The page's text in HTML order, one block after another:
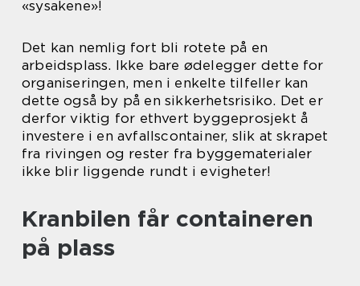
«sysakene»!
Det kan nemlig fort bli rotete på en
arbeidsplass. Ikke bare ødelegger dette for
organiseringen, men i enkelte tilfeller kan
dette også by på en sikkerhetsrisiko. Det er
derfor viktig for ethvert byggeprosjekt å
investere i en avfallscontainer, slik at skrapet
fra rivingen og rester fra byggematerialer
ikke blir liggende rundt i evigheter!
Kranbilen får containeren
på plass